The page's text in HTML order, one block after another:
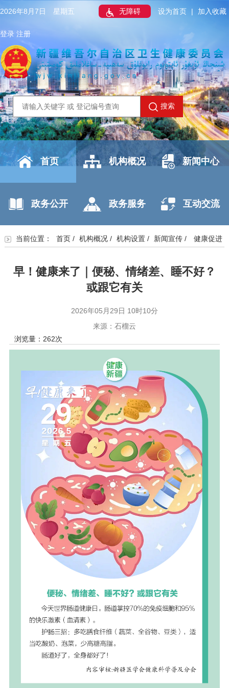
2026年8月7日 星期五 无障碍 设为首页 | 加入收藏
登录 注册
搜索
首页 机构概况 新闻中心
政务公开 政务服务 互动交流
当前位置： 首页/ 机构概况/ 机构设置/ 新闻宣传/ 健康促进
早！健康来了｜便秘、情绪差、睡不好？
或跟它有关
2026年05月29日 10时10分
来源：石榴云
浏览量： 262次